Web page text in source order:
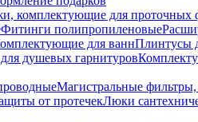
комплектующие для проточных
Фитинги полипропиленовые
для ваннПлинтусы
душевых гарнитуров
Магистральные
от протечекЛюки